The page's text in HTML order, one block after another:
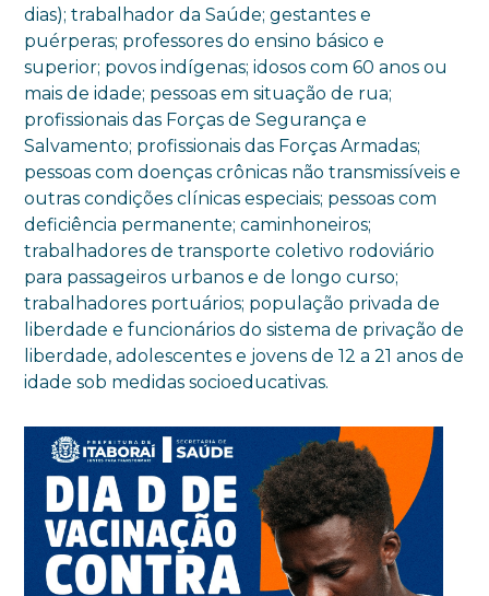
dias); trabalhador da Saúde; gestantes e
puérperas; professores do ensino básico e
superior; povos indígenas; idosos com 60 anos ou
mais de idade; pessoas em situação de rua;
profissionais das Forças de Segurança e
Salvamento; profissionais das Forças Armadas;
pessoas com doenças crônicas não transmissíveis e
outras condições clínicas especiais; pessoas com
deficiência permanente; caminhoneiros;
trabalhadores de transporte coletivo rodoviário
para passageiros urbanos e de longo curso;
trabalhadores portuários; população privada de
liberdade e funcionários do sistema de privação de
liberdade, adolescentes e jovens de 12 a 21 anos de
idade sob medidas socioeducativas.